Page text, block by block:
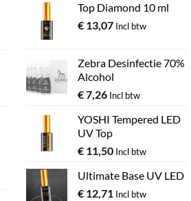
Top Diamond 10 ml
€13,07 Incl btw
Zebra Desinfectie 70%
Alcohol
€7,26 Incl btw
YOSHI Tempered LED
UV Top
€11,50 Incl btw
Ultimate Base UV LED
€12,71 Incl btw